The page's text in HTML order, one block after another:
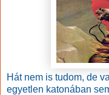
Hát nem is tudom, de
egyetlen katonában